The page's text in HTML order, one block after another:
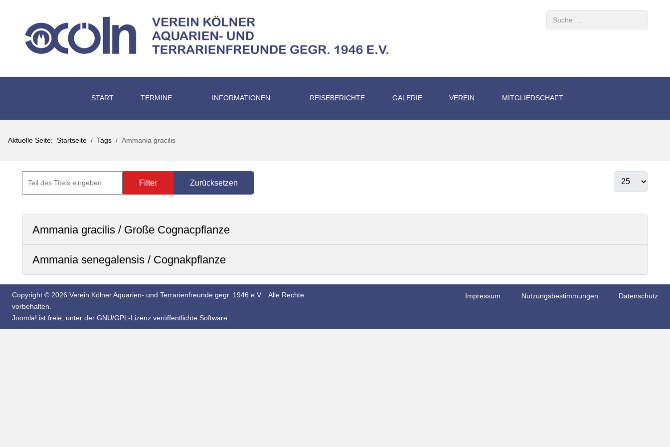
START TERMINE INFORMATIONEN REISEBERICHTE GALERIE VEREIN MITGLIEDSCHAFT
Aktuelle Seite: Startseite Tags Ammania gracilis
Filter Zurücksetzen
Ammania gracilis / Große Cognacpflanze
Ammania senegalensis / Cognakpflanze
Copyright © 2026 Verein Kölner Aquarien- und Terrarienfreunde gegr. 1946 e.V. . Alle Rechte
vorbehalten.
Joomla! ist freie, unter der GNU/GPL-Lizenz veröffentlichte Software.
Impressum Nutzungsbestimmungen Datenschutz